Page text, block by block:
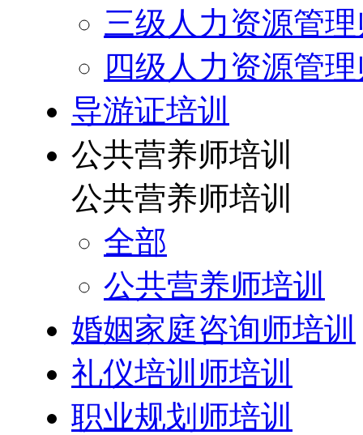
三级人力资源管
四级人力资源管
导游证培训
公共营养师培训
公共营养师培训
全部
公共营养师培训
婚姻家庭咨询师培训
礼仪培训师培训
职业规划师培训